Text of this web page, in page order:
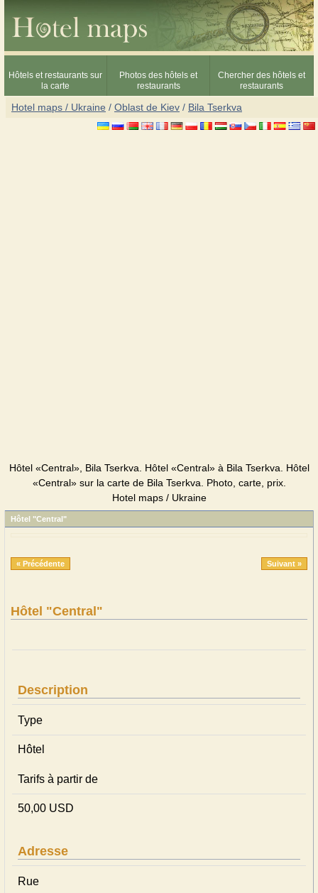
Hôtels et restaurants sur
la carte
Photos des hôtels et
restaurants
Chercher des hôtels et
restaurants
Hotel maps / Ukraine / Oblast de Kiev / Bila Tserkva
Hôtel «Central», Bila Tserkva. Hôtel «Central» à Bila Tserkva. Hôtel
«Central» sur la carte de Bila Tserkva. Photo, carte, prix.
Hotel maps / Ukraine
Hôtel "Central"
« Précédente Suivant »
Hôtel "Central"
Description
Type
Hôtel
Tarifs à partir de
50,00 USD
Adresse
Rue